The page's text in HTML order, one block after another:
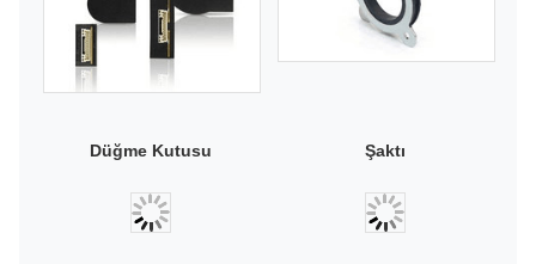
Düğme Kutusu Şaktı